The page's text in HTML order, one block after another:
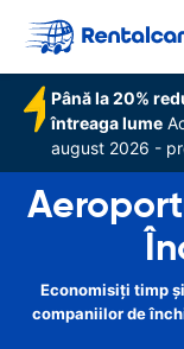
Până la 20%
întreaga lume
august 2026 -
Economisiți timp
companiilor de